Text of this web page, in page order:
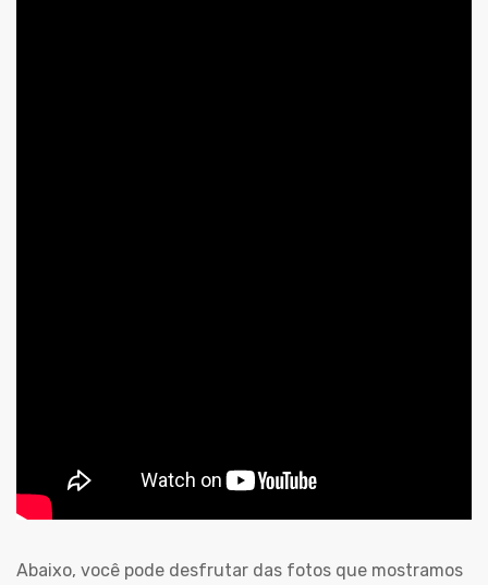
Abaixo, você pode desfrutar das fotos que mostramos